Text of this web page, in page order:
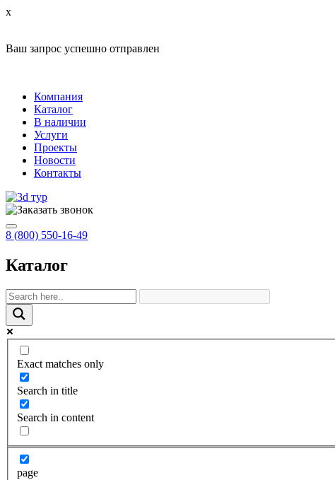
x
Ваш запрос успешно отправлен
Компания
Каталог
В наличии
Услуги
Проекты
Новости
Контакты
8 (800) 550-16-49
Каталог
Exact matches only
Search in title
Search in content
page